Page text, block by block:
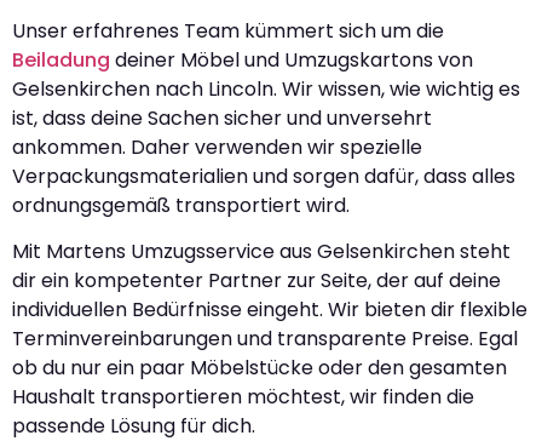
Unser erfahrenes Team kümmert sich um die
Beiladung deiner Möbel und Umzugskartons von
Gelsenkirchen nach Lincoln. Wir wissen, wie wichtig es
ist, dass deine Sachen sicher und unversehrt
ankommen. Daher verwenden wir spezielle
Verpackungsmaterialien und sorgen dafür, dass alles
ordnungsgemäß transportiert wird.
Mit Martens Umzugsservice aus Gelsenkirchen steht
dir ein kompetenter Partner zur Seite, der auf deine
individuellen Bedürfnisse eingeht. Wir bieten dir flexible
Terminvereinbarungen und transparente Preise. Egal
ob du nur ein paar Möbelstücke oder den gesamten
Haushalt transportieren möchtest, wir finden die
passende Lösung für dich.